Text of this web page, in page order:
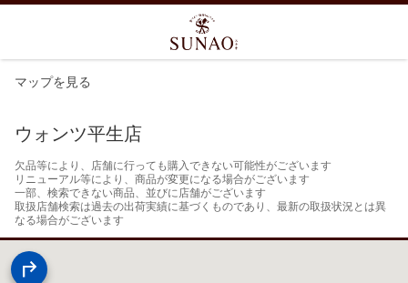
マップを見る
ウォンツ平生店
欠品等により、店舗に行っても購入できない可能性がございます
リニューアル等により、商品が変更になる場合がございます
一部、検索できない商品、並びに店舗がございます
取扱店舗検索は過去の出荷実績に基づくものであり、最新の取扱状況とは異
なる場合がございます